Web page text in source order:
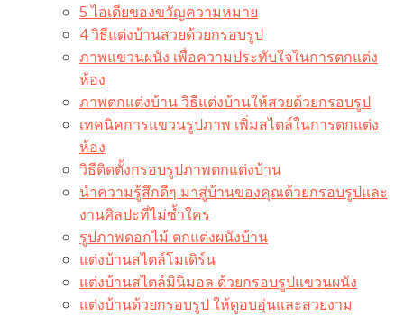
5 ไอเดียของขวัญความหมาย
4 วิธีแต่งบ้านสวยด้วยกรอบรูป
ภาพแขวนผนัง เพื่อความประทับใจในการตกแต่ง
ห้อง
ภาพตกแต่งบ้าน วิธีแต่งบ้านให้สวยด้วยกรอบรูป
เทคนิคการแขวนรูปภาพ เพิ่มสไตล์ในการตกแต่ง
ห้อง
วิธีติดตั้งกรอบรูปภาพตกแต่งบ้าน
นำความรู้สึกดีๆ มาสู่บ้านของคุณด้วยกรอบรูปและ
งานศิลปะที่ไม่ซ้ำใคร
รูปภาพดอกไม้ ตกแต่งผนังบ้าน
แต่งบ้านสไตล์โมเดิร์น
แต่งบ้านสไตล์มินิมอล ด้วยกรอบรูปแขวนผนัง
แต่งบ้านด้วยกรอบรูป ให้ดูอบอุ่นและสวยงาม